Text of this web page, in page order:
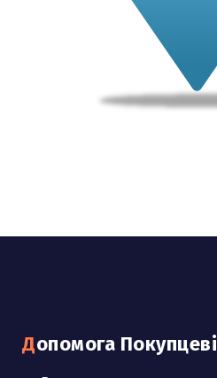
Допомога Покупцеві